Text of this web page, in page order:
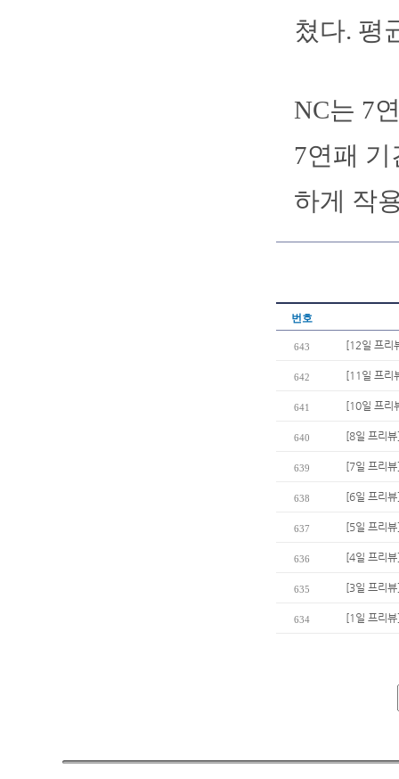
쳤다. 평
NC는 7
7연패
하게 작
번호
643 [12일 프리
642 [11일 프리
641 [10일 프리
640 [8일 프리
639 [7일 프리
638 [6일 프리
637 [5일 프리
636 [4일 프리
635 [3일 프리
634 [1일 프리